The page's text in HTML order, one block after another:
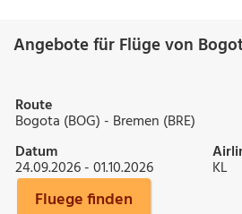
Angebote für Flüge von
Route
Bogota (BOG) - Bremen (BRE)
Datum
24.09.2026 - 01.10.2026 KL
Fluege finden